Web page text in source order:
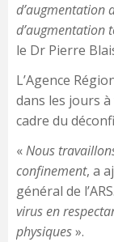
d’augmentation
d’augmentation
le Dr Pierre
L’Agence
dans les jours
cadre du
«Nous
confinement, a
général de l’ARS.
virus en
physiques».